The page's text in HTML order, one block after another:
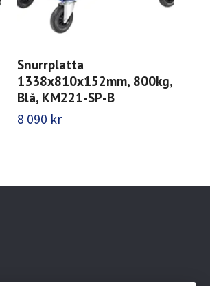
Snurrplatta
1338x810x152mm, 800kg,
Blå, KM221-SP-B
8 090 kr